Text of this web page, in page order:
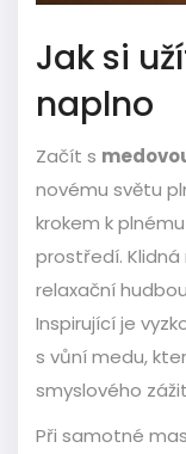
Jak si
naplno
Začít s
novému světu
krokem k
prostředí.
relaxační
Inspirující je
s vůní medu,
smyslového
Při samotné